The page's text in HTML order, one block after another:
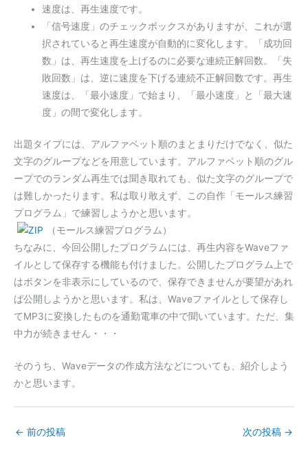
速度は、再生速度です。
「信号速度」のチェックボックスがありますが、これが選
択されていると再生速度が自動的に変化します。「成功回
数」は、再生速度を上げるのに必要な連続正解回数。「失
敗回数」は、逆に速度を下げる連続不正解回数です。再生
速度は、「最小速度」で始まり、「最小速度」と「最大速
度」の間で変化します。
出題タイプには、アルファベット順のまとまりだけでなく、似た
文字のグループなどを用意しています。アルファベット順のグル
ープでのランダム再生では聞き取れても、似た文字のグループで
は難しかったります。私は取り敢えず、この自作「モールス練習
プログラム」で練習しようかと思います。
（モールス練習プログラム）
ちなみに、今回公開したプログラムには、再生内容をWaveファ
イルとして保存する機能も付けました。公開したプログラム上で
はボタンを非表示にしているので、保存できませんが要望があれ
ば公開しようかと思います。私は、Waveファイルとして保存し
てMP3に変換したものを通勤電車の中で聞いています。ただ、集
中力が続きません・・・
そのうち、Waveデータの作成方法などについても、紹介しよう
かと思います。
← 前の投稿 次の投稿 →